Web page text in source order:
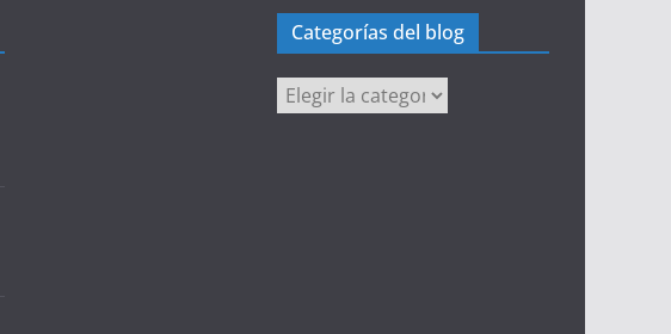
Categorías del blog
Categorías
del